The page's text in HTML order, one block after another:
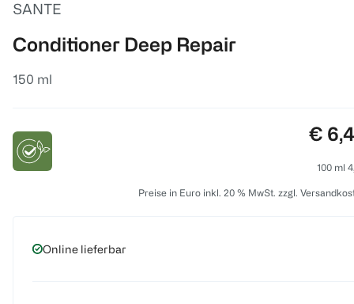
SANTE
Conditioner Deep Repair
150 ml
€
100 ml
Preise in Euro inkl. 20 % MwSt. zzgl.
Online lieferbar